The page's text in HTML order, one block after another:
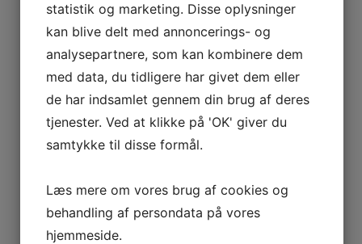
---------Husk vi har en indkøbsaftale
med RSL---------
Her kan du købe vores klubbluse m.logo
200kr, normalpris 299kr
For ungdomsmedlemmer gives der yderligere et
tilskud på 100kr
RSL tilbyder også anden beklædning & udstyr til
fordelagtige priser.
---------------- Opstrengning af
ketcher-----------------
Vi anbefaler BAO-Shop Godthåbsgade 4, 5000
statistik og marketing. Disse oplysninger
kan blive delt med annoncerings- og
analysepartnere, som kan kombinere dem
med data, du tidligere har givet dem eller
de har indsamlet gennem din brug af deres
tjenester. Ved at klikke på 'OK' giver du
samtykke til disse formål.
Læs mere om vores brug af cookies og
behandling af persondata på vores
hjemmeside.